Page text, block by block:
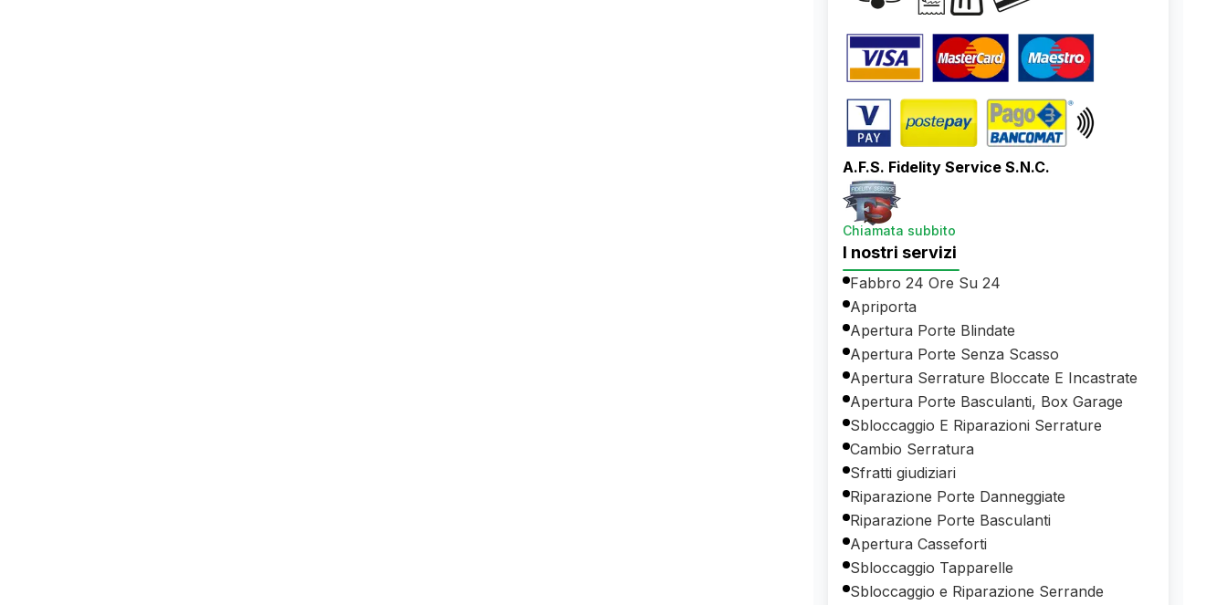
A.F.S. Fidelity Service S.N.C.
Chiamata subbito
I nostri servizi
Fabbro 24 Ore Su 24
Apriporta
Apertura Porte Blindate
Apertura Porte Senza Scasso
Apertura Serrature Bloccate E Incastrate
Apertura Porte Basculanti, Box Garage
Sbloccaggio E Riparazioni Serrature
Cambio Serratura
Sfratti giudiziari
Riparazione Porte Danneggiate
Riparazione Porte Basculanti
Apertura Casseforti
Sbloccaggio Tapparelle
Sbloccaggio e Riparazione Serrande